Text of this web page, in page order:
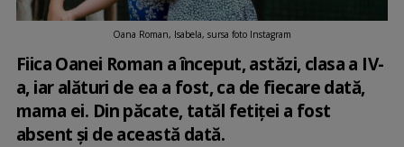
Oana Roman, Isabela, sursa foto Instagram
Fiica Oanei Roman a început, astăzi, clasa a IV-
a, iar alături de ea a fost, ca de fiecare dată,
mama ei. Din păcate, tatăl fetiței a fost
absent și de această dată.